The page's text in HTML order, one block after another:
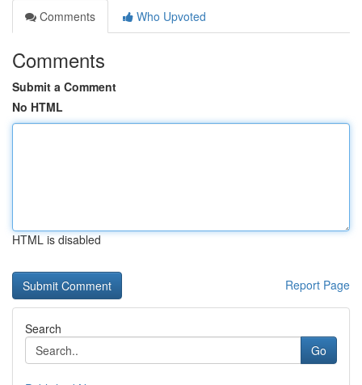
Comments
Who Upvoted
Comments
Submit a Comment
No HTML
HTML is disabled
Report Page
Search
Go